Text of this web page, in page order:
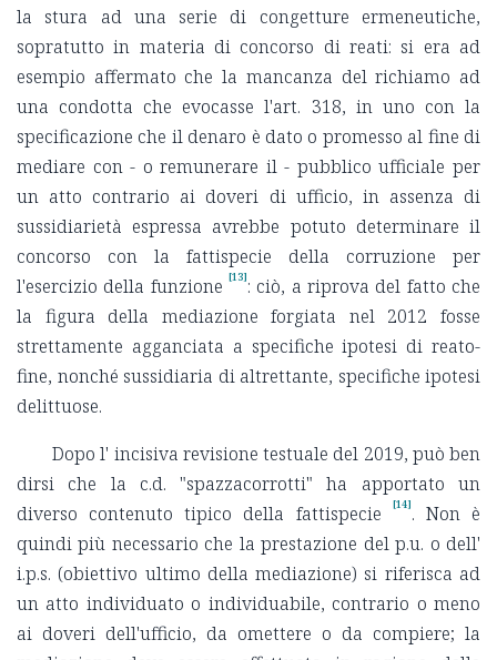
la stura ad una serie di congetture ermeneutiche,
sopratutto in materia di concorso di reati: si era ad
esempio affermato che la mancanza del richiamo ad
una condotta che evocasse l'art. 318, in uno con la
specificazione che il denaro è dato o promesso al fine di
mediare con - o remunerare il - pubblico ufficiale per
un atto contrario ai doveri di ufficio, in assenza di
sussidiarietà espressa avrebbe potuto determinare il
concorso con la fattispecie della corruzione per
l'esercizio della funzione [13]: ciò, a riprova del fatto che
la figura della mediazione forgiata nel 2012 fosse
strettamente agganciata a specifiche ipotesi di reato-
fine, nonché sussidiaria di altrettante, specifiche ipotesi
delittuose.
Dopo l' incisiva revisione testuale del 2019, può ben
dirsi che la c.d. "spazzacorrotti" ha apportato un
diverso contenuto tipico della fattispecie
[14]. Non è
quindi più necessario che la prestazione del p.u. o dell'
i.p.s. (obiettivo ultimo della mediazione) si riferisca ad
un atto individuato o individuabile, contrario o meno
ai doveri dell'ufficio, da omettere o da compiere; la